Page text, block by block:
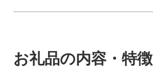
お礼品の内容・特徴